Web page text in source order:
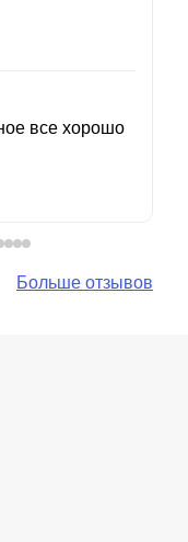
все хорошо
Больше отзывов